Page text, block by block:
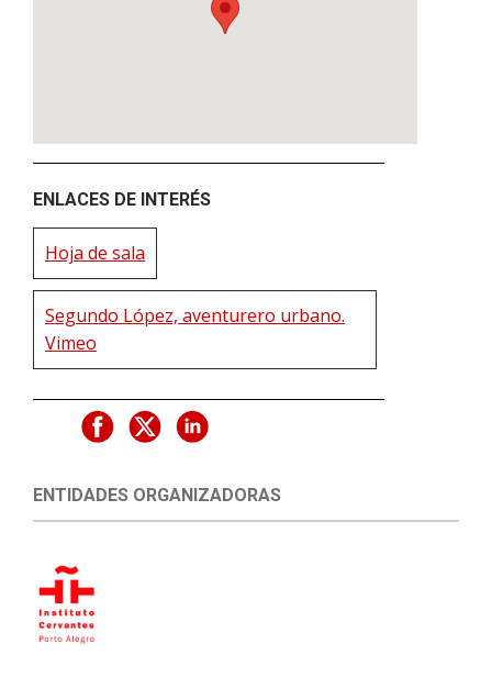
ENLACES DE INTERÉS
Hoja de sala
Segundo López, aventurero urbano.
Vimeo
ENTIDADES ORGANIZADORAS